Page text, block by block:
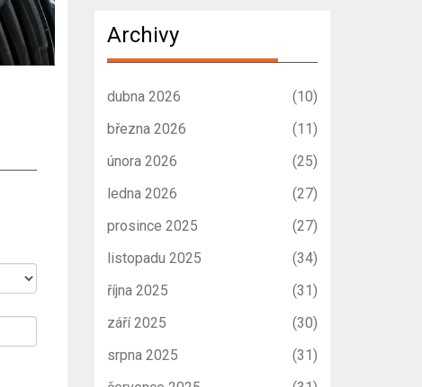
Archivy
dubna 2026
(10)
března 2026
(11)
února 2026
(25)
ledna 2026
(27)
prosince 2025
(27)
listopadu 2025
(34)
října 2025
(31)
září 2025
(30)
srpna 2025
(31)